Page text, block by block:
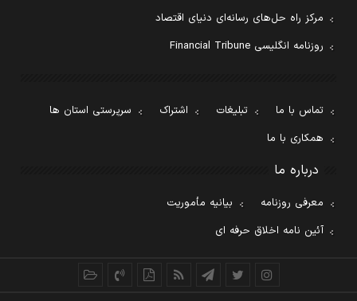
مرکز راه حل‌های رسانه‌ای دنیای اقتصاد
روزنامه انگلیسی Financial Tribune
تماس با ما تبلیغات اشتراک
سرپرستی استان ها
همکاری با ما
درباره ما
معرفی روزنامه
بیانیه مأموریت
آئین نامه اخلاق حرفه ای